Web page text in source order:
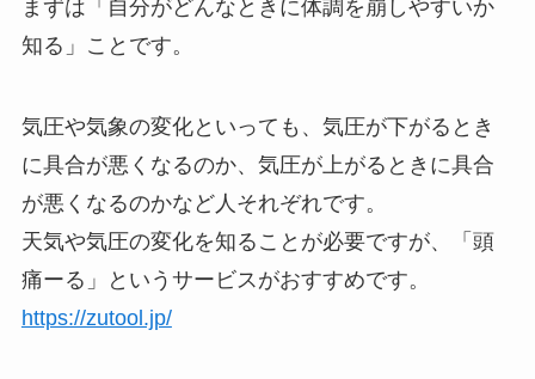
まずは「自分がどんなときに体調を崩しやすいか
知る」ことです。
気圧や気象の変化といっても、気圧が下がるとき
に具合が悪くなるのか、気圧が上がるときに具合
が悪くなるのかなど人それぞれです。
天気や気圧の変化を知ることが必要ですが、「頭
痛ーる」というサービスがおすすめです。
https://zutool.jp/